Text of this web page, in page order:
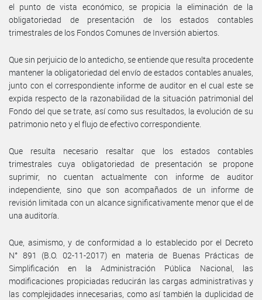
el punto de vista económico, se propicia la eliminación de la
obligatoriedad de presentación de los estados contables
trimestrales de los Fondos Comunes de Inversión abiertos.
Que sin perjuicio de lo antedicho, se entiende que resulta procedente
mantener la obligatoriedad del envío de estados contables anuales,
junto con el correspondiente informe de auditor en el cual este se
expida respecto de la razonabilidad de la situación patrimonial del
Fondo del que se trate, así como sus resultados, la evolución de su
patrimonio neto y el flujo de efectivo correspondiente.
Que resulta necesario resaltar que los estados contables
trimestrales cuya obligatoriedad de presentación se propone
suprimir, no cuentan actualmente con informe de auditor
independiente, sino que son acompañados de un informe de
revisión limitada con un alcance significativamente menor que el de
una auditoría.
Que, asimismo, y de conformidad a lo establecido por el Decreto
N° 891 (B.O. 02-11-2017) en materia de Buenas Prácticas de
Simplificación en la Administración Pública Nacional, las
modificaciones propiciadas reducirán las cargas administrativas y
las complejidades innecesarias, como así también la duplicidad de